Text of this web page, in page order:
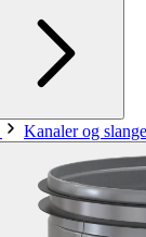
Kanaler og